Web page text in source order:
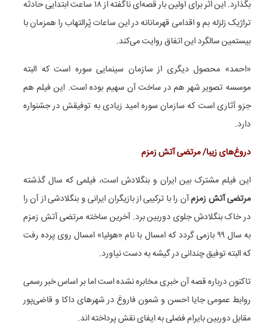
بگذارد. این اثر برای اولین بار قصه‌ای ناگفته از ۱۸ ساعت ابتدایی حادثه
تراژیک زلزله بم و اقدامی قهرمانانه در این ساعات پُرالتهاب را همزمان با
بیستمین سالگرد این اتفاق روایت می‌کند.
«احمد» محصول دیگری از سازمان سینمایی سوره است که البته
موسسه تصویر شهر هم در ساخت آن سهیم بوده است. این فیلم هم
جزو آثاری است که سازمان سوره امید زیادی به توفیقش در جشنواره
دارد.
دروغ‌های زیبا/ مرتضی آتش زمزم
این فیلم مشترک بین ایران و بنگلادش است، فیلمی که سال گذشته
مرتضی آتش زمزمآن را با ترکیبی از بازیگران ایرانی و بنگلادشی از آن را
در خاک بنگلادش جلوی دوربین برد. آخرین ساخته مرتضی آتش زمزم
به سال ۹۹ بازمی گردد که امسال با نام «هولیا» امسال روی پرده رفت
که البته توفیق چندانی در گیشه به دست نیاورد.
تاکنون درباره قصه آن خبری مخابره نشده است اما بر اساس خبر رسمی
روابط عمومی جایا احسن و شمون فاروغ در شهرهای داکا و قاضی‌پور
مقابل دوربین بایرام فضلی به ایفای نقش پرداخته اند.